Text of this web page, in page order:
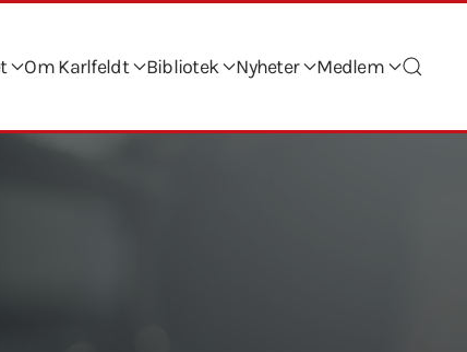
Om Karlfeldt Bibliotek Nyheter Medlem